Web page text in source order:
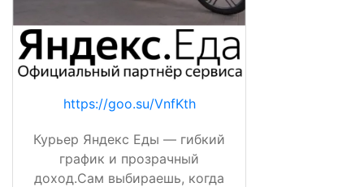
https://goo.su/VnfKth
Курьер Яндекс Еды — гибкий
график и прозрачный
доход.Сам выбираешь, когда